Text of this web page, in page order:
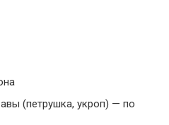
(петрушка, укроп) — по